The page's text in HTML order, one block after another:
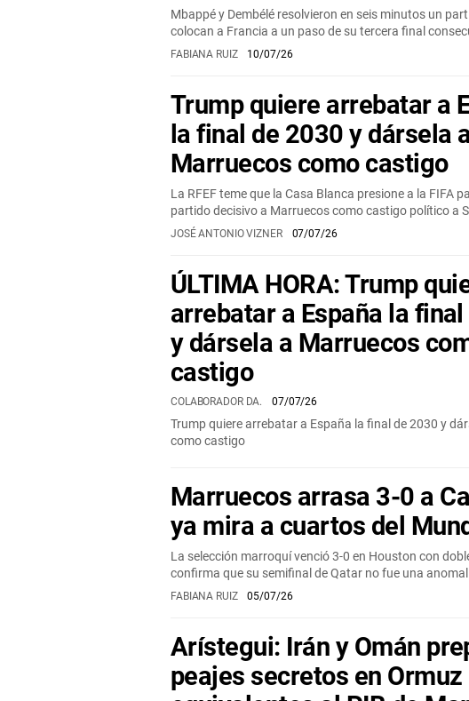
Mbappé y Dembélé resolvieron en seis minutos un
colocan a Francia a un paso de su tercera final
FABIANA RUIZ 10/07/26
Trump quiere arrebatar a
la final de 2030 y dársela
Marruecos como castigo
La RFEF teme que la Casa Blanca presione a la FIFA
partido decisivo a Marruecos como castigo político a
JOSÉ ANTONIO VIZNER 07/07/26
ÚLTIMA HORA: Trump
arrebatar a España la
y dársela a Marruecos
castigo
COLABORADOR DA. 07/07/26
Trump quiere arrebatar a España la final de 2030 y
como castigo
Marruecos arrasa 3-0 a
ya mira a cuartos del
La selección marroquí venció 3-0 en Houston con
confirma que su semifinal de Qatar no fue una
FABIANA RUIZ 05/07/26
Arístegui: Irán y Omán
peajes secretos en Ormuz